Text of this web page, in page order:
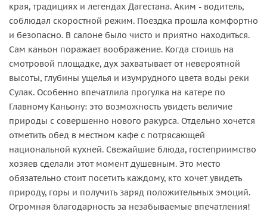
края, традициях и легендах Дагестана. Аким - водитель,
соблюдал скоростной режим. Поездка прошла комфортно
и безопасно. В салоне было чисто и приятно находиться.
Сам каньон поражает воображение. Когда стоишь на
смотровой площадке, дух захватывает от невероятной
высоты, глубины ущелья и изумрудного цвета воды реки
Сулак. Особенно впечатлила прогулка на катере по
Главному Каньону: это возможность увидеть величие
природы с совершенно нового ракурса. Отдельно хочется
отметить обед в местном кафе с потрясающей
национальной кухней. Свежайшие блюда, гостеприимство
хозяев сделали этот момент душевным. Это место
обязательно стоит посетить каждому, кто хочет увидеть
природу, горы и получить заряд положительных эмоций.
Огромная благодарность за незабываемые впечатления!